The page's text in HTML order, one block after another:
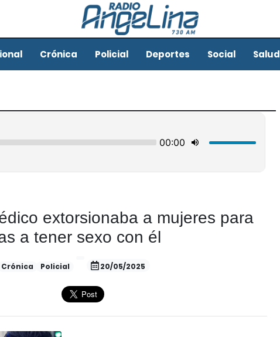
Crónica Policial Deportes Social Salud
extorsionaba a mujeres para
a tener sexo con él
Crónica Policial 20/05/2025